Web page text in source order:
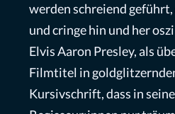
werden schreiend
und cringe hin und her
Elvis Aaron Presley, als
Filmtitel in
Kursivschrift, dass in